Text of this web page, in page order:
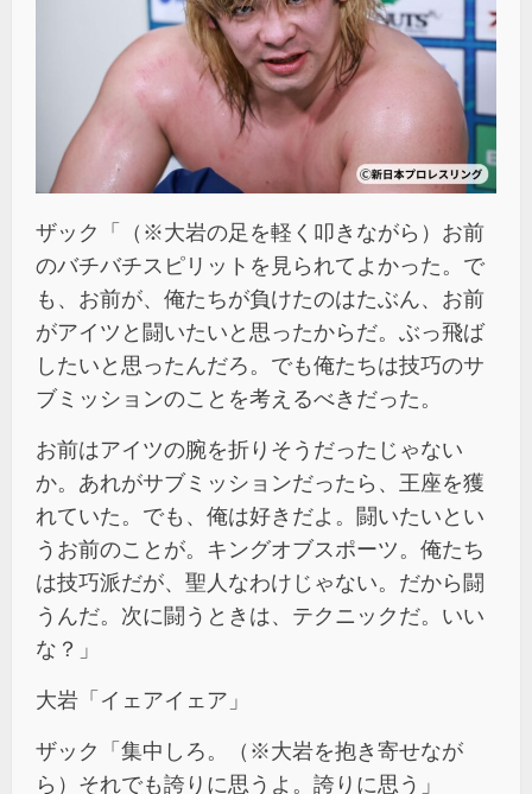
ザック「（※大岩の足を軽く叩きながら）お前
のバチバチスピリットを見られてよかった。で
も、お前が、俺たちが負けたのはたぶん、お前
がアイツと闘いたいと思ったからだ。ぶっ飛ば
したいと思ったんだろ。でも俺たちは技巧のサ
ブミッションのことを考えるべきだった。
お前はアイツの腕を折りそうだったじゃない
か。あれがサブミッションだったら、王座を獲
れていた。でも、俺は好きだよ。闘いたいとい
うお前のことが。キングオブスポーツ。俺たち
は技巧派だが、聖人なわけじゃない。だから闘
うんだ。次に闘うときは、テクニックだ。いい
な？」
大岩「イェアイェア」
ザック「集中しろ。（※大岩を抱き寄せなが
ら）それでも誇りに思うよ。誇りに思う」